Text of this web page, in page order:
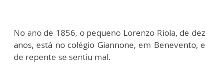
No ano de 1856, o pequeno Lorenzo Riola, de dez
anos, está no colégio Giannone, em Benevento, e
de repente se sentiu mal.